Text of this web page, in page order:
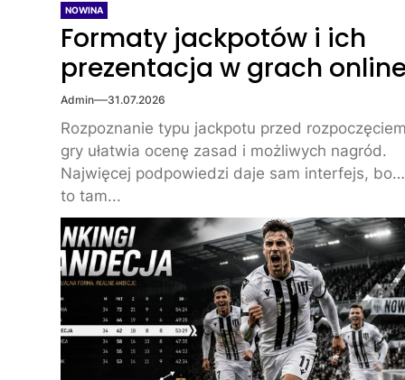
NOWINA
Formaty jackpotów i ich
prezentacja w grach
Admin 31.07.2026
Rozpoznanie typu jackpotu przed rozpoczęciem
gry ułatwia ocenę zasad i możliwych nagród.
Najwięcej podpowiedzi daje sam interfejs, bo
to tam...